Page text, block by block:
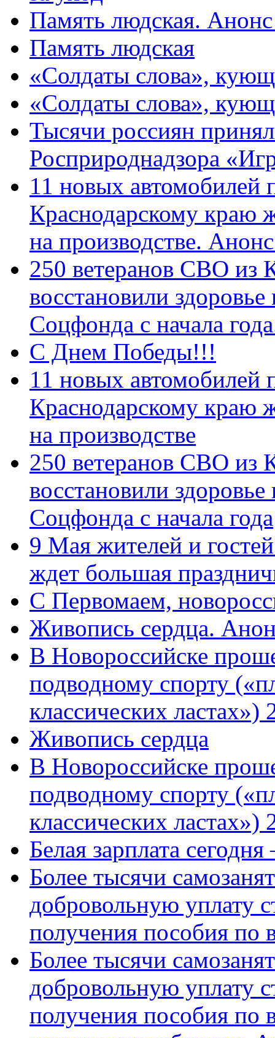
Память людская.
Память людская
«Солдаты слова»,
«Солдаты слова»,
Тысячи россиян
Росприроднадзора
11 новых автомобилей
Краснодарскому краю
на производстве.
250 ветеранов СВО из
восстановили
Соцфонда с начала
С Днем Победы!!!
11 новых автомобилей
Краснодарскому краю
на производстве
250 ветеранов СВО из
восстановили
Соцфонда с начала года
9 Мая жителей и
ждет большая
C Первомаем,
Живопись сердца.
В Новороссийске
подводному спорту
классических
Живопись сердца
В Новороссийске
подводному спорту
классических ластах»)
Белая зарплата
Более тысячи
добровольную уплату
получения пособия по
Более тысячи
добровольную уплату
получения пособия по